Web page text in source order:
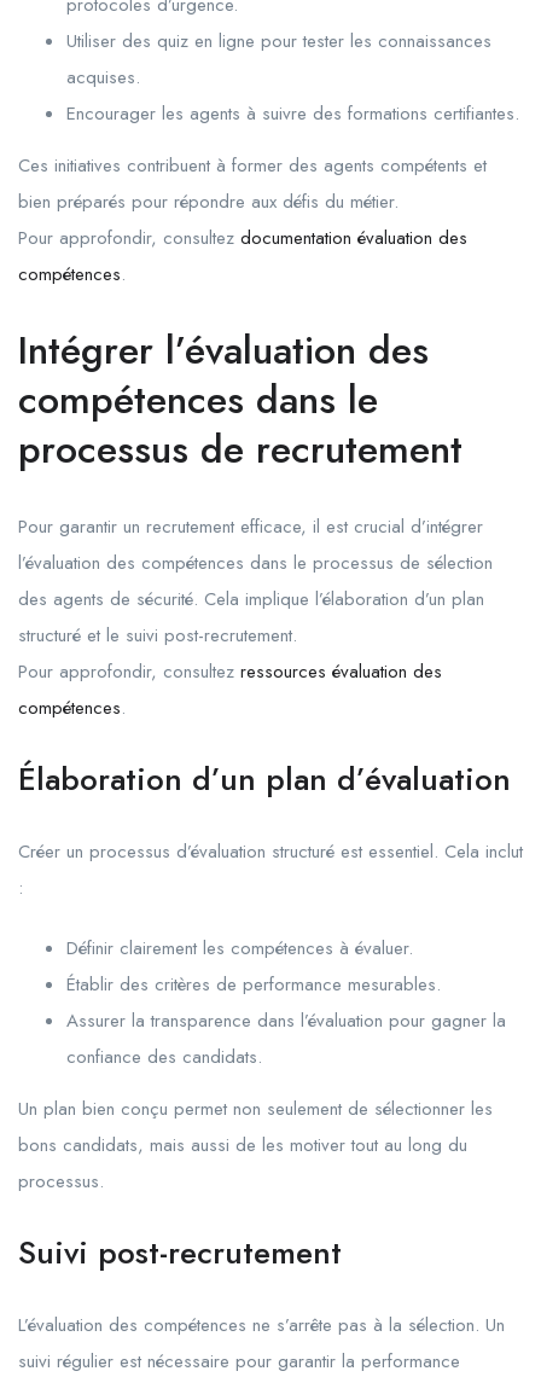
Utiliser des quiz en ligne pour tester les connaissances
acquises.
Encourager les agents à suivre des formations certifiantes.
Ces initiatives contribuent à former des agents compétents et
bien préparés pour répondre aux défis du métier.
Pour approfondir, consultez documentation évaluation des
compétences.
Intégrer l’évaluation des
compétences dans le
processus de recrutement
Pour garantir un recrutement efficace, il est crucial d’intégrer
l’évaluation des compétences dans le processus de sélection
des agents de sécurité. Cela implique l’élaboration d’un plan
structuré et le suivi post-recrutement.
Pour approfondir, consultez ressources évaluation des
compétences.
Élaboration d’un plan d’évaluation
Créer un processus d’évaluation structuré est essentiel. Cela inclut
:
Définir clairement les compétences à évaluer.
Établir des critères de performance mesurables.
Assurer la transparence dans l’évaluation pour gagner la
confiance des candidats.
Un plan bien conçu permet non seulement de sélectionner les
bons candidats, mais aussi de les motiver tout au long du
processus.
Suivi post-recrutement
L’évaluation des compétences ne s’arrête pas à la sélection. Un
suivi régulier est nécessaire pour garantir la performance